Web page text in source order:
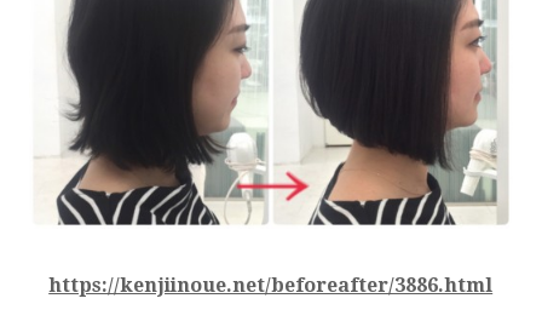
https://kenjiinoue.net/beforeafter/3886.html